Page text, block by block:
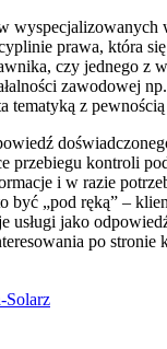
wyspecjalizowanych
prawa, która
czy jednego z
zawodowej
tematyką z
przebiegu kontroli
i w razie
być „pod ręką” –
usługi jako
po stronie
Solarz